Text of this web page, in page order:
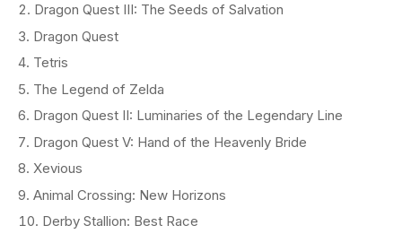
Dragon Quest III: The Seeds of Salvation
Dragon Quest
Tetris
The Legend of Zelda
Dragon Quest II: Luminaries of the Legendary Line
Dragon Quest V: Hand of the Heavenly Bride
Xevious
Animal Crossing: New Horizons
Derby Stallion: Best Race